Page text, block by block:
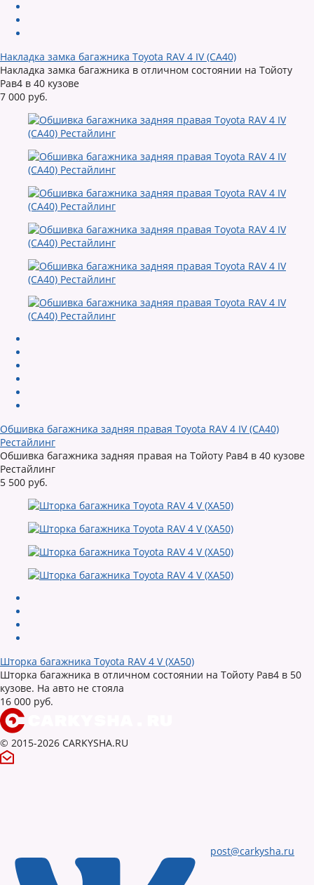
Накладка замка багажника Toyota RAV 4 IV (CA40)
Накладка замка багажника в отличном состоянии на Тойоту
Рав4 в 40 кузове
7 000 руб.
Обшивка багажника задняя правая Toyota RAV 4 IV (CA40)
Рестайлинг
Обшивка багажника задняя правая на Тойоту Рав4 в 40 кузове
Рестайлинг
5 500 руб.
Шторка багажника Toyota RAV 4 V (XA50)
Шторка багажника в отличном состоянии на Тойоту Рав4 в 50
кузове. На авто не стояла
16 000 руб.
© 2015-2026 CARKYSHA.RU
post@carkysha.ru